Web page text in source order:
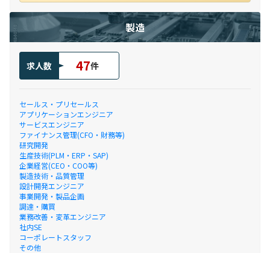
製造
求人数 47件
セールス・プリセールス
アプリケーションエンジニア
サービスエンジニア
ファイナンス管理(CFO・財務等)
研究開発
生産技術(PLM・ERP・SAP)
企業経営(CEO・COO等)
製造技術・品質管理
設計開発エンジニア
事業開発・製品企画
調達・購買
業務改善・変革エンジニア
社内SE
コーポレートスタッフ
その他